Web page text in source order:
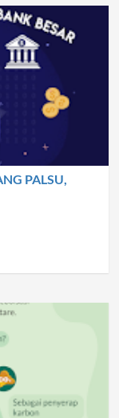
PALSU,